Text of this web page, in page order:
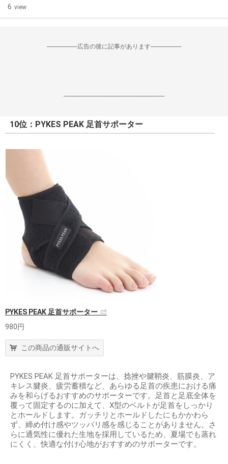
6 view
--------------------広告の後に記事があります--------------------
------------------------------------------------------------------
10位：PYKES PEAK 足首サポーター
PYKES PEAK 足首サポーター
980円
この商品の通販サイトへ
PYKES PEAK 足首サポーターは、捻挫や腱鞘炎、筋膜炎、ア
キレス腱炎、疲労蓄積など、あらゆる足首の疾患における痛
みを和らげるおすすめのサポーターです。足首と足底全体を
覆って固定するのに加えて、X型のベルトが足首をしっかり
とホールドします。ガッチリとホールドしたにもかかわら
ず、締め付け感やツッパリ感を感じることがありません。さ
らに通気性に優れた生地を採用しているため、夏場でも蒸れ
にくく、快適な付け心地がおすすめのサポーターです。